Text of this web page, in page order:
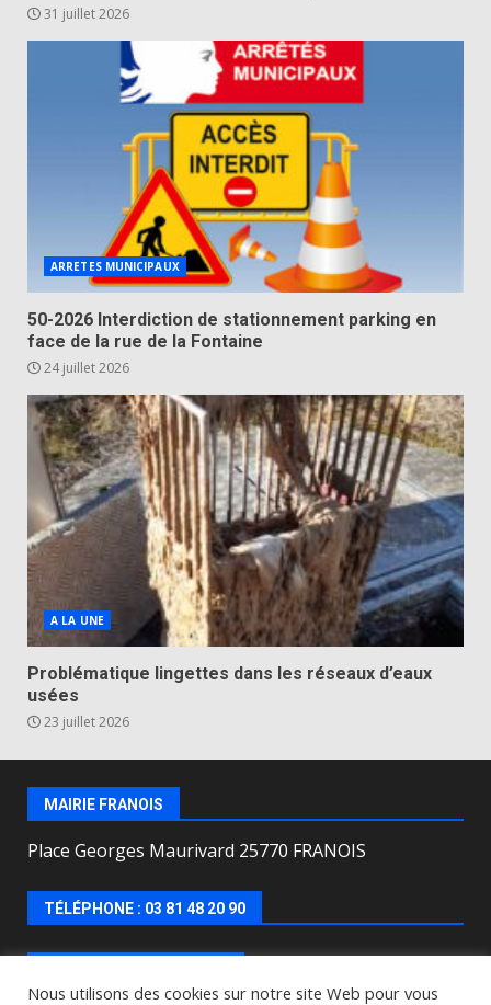
31 juillet 2026
ARRETES MUNICIPAUX
50-2026 Interdiction de stationnement parking en
face de la rue de la Fontaine
24 juillet 2026
A LA UNE
Problématique lingettes dans les réseaux d’eaux
usées
23 juillet 2026
MAIRIE FRANOIS
Place Georges Maurivard 25770 FRANOIS
TÉLÉPHONE : 03 81 48 20 90
Nous utilisons des cookies sur notre site Web pour vous